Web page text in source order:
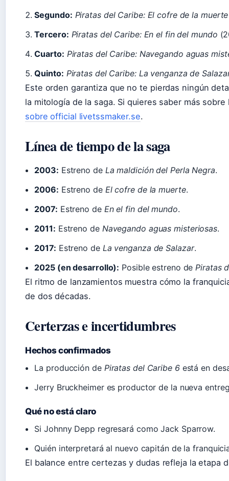
Segundo: Piratas del Caribe: El cofre de la muerte
Tercero: Piratas del Caribe: En el fin del mundo
Cuarto: Piratas del Caribe: Navegando aguas
Quinto: Piratas del Caribe: La venganza de
Este orden garantiza que no te pierdas ningún
la mitología de la saga. Si quieres saber más
sobre official livetssmaker.se.
Línea de tiempo de la saga
2003: Estreno de La maldición del Perla Negra.
2006: Estreno de El cofre de la muerte.
2007: Estreno de En el fin del mundo.
2011: Estreno de Navegando aguas misteriosas.
2017: Estreno de La venganza de Salazar.
2025 (en desarrollo): Posible estreno de Piratas
El ritmo de lanzamientos muestra cómo la
de dos décadas.
Certerzas e incertidumbres
Hechos confirmados
La producción de Piratas del Caribe 6está en
Jerry Bruckheimer es productor de la nueva
Qué no está claro
Si Johnny Depp regresará como Jack Sparrow.
Quién interpretará al nuevo capitán de la
El balance entre certezas y dudas refleja la etapa